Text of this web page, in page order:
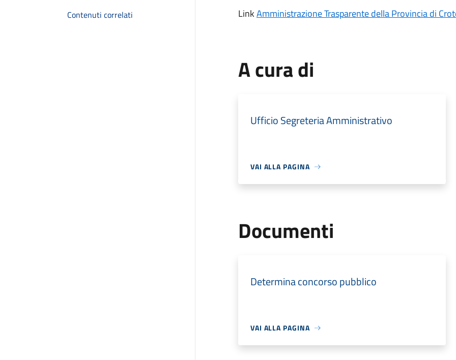
Contenuti correlati
LinkAmministrazione Trasparente della Provincia di
A cura di
Ufficio Segreteria Amministrativo
VAI ALLA PAGINA
Documenti
Determina concorso pubblico
VAI ALLA PAGINA